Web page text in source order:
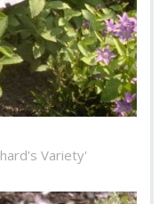
Variety'